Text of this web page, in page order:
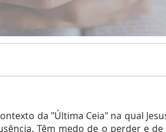
da "Última Ceia" na qual
Têm medo de o perder e